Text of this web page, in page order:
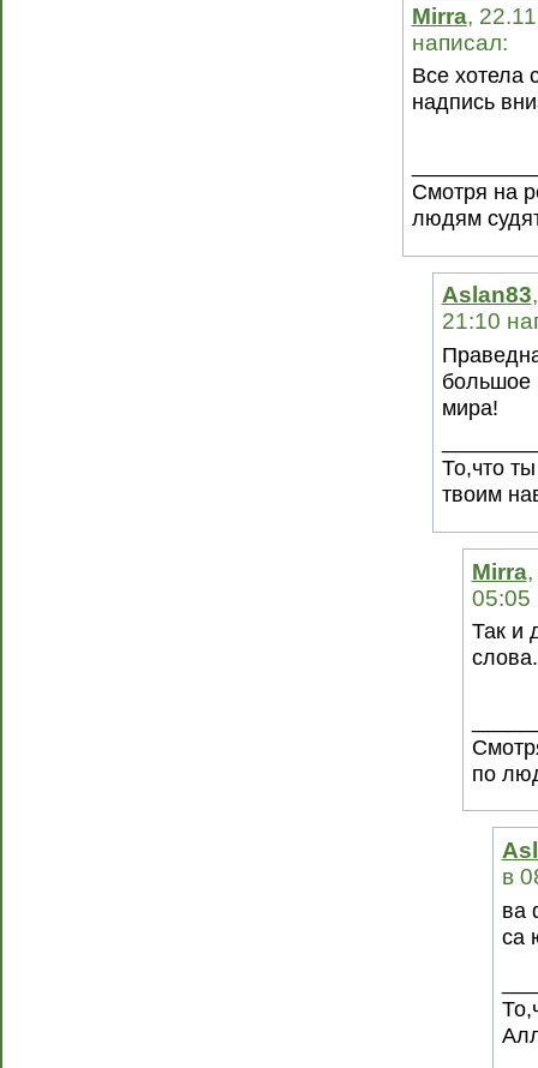
Mirra,
написал:
Все хотела
надпись
Смотря на
людям
Aslan83
21:10
большое
мира!
То,что
твоим
Mirra,
05:05
Так и
по
в
ва
са